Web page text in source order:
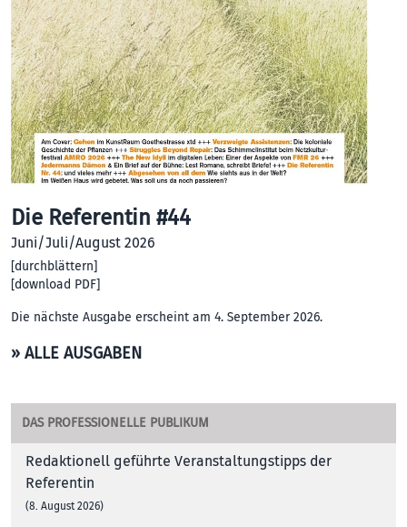
Die Referentin #44
Juni/Juli/August 2026
[durchblättern]
[download PDF]
Die nächste Ausgabe erscheint am 4. September 2026.
» ALLE AUSGABEN
DAS PROFESSIONELLE PUBLIKUM
Redaktionell geführte Veranstaltungstipps der
Referentin
(8. August 2026)